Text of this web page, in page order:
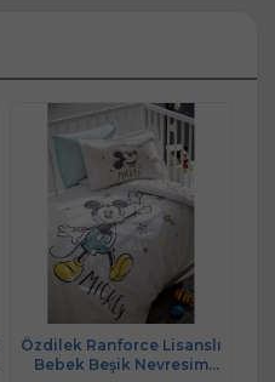
Özdilek Ranforce Lisanslı
Bebek Beşik Nevresim